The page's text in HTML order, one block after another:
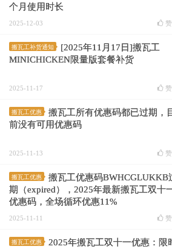
个月使用时长
2025-12-03
搬瓦工补货通知
[2025年11月17日]搬瓦工
MINICHICKEN限量版套餐补货
2025-11-17
搬瓦工优惠
搬瓦工所有优惠码都已过期，
前没有可用优惠码
2025-11-13
搬瓦工优惠
搬瓦工优惠码BWHCGLUKKB
期（expired），2025年最新搬瓦工双十
优惠码，全场循环优惠11%
2025-11-11
搬瓦工优惠
2025年搬瓦工双十一优惠：限